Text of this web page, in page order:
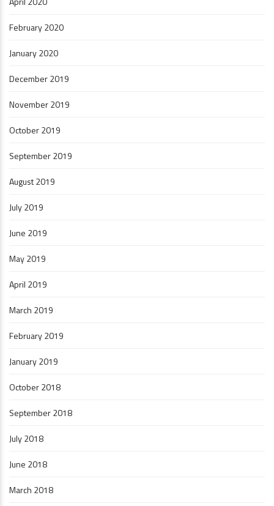
February 2020
January 2020
December 2019
November 2019
October 2019
September 2019
August 2019
July 2019
June 2019
May 2019
April 2019
March 2019
February 2019
January 2019
October 2018
September 2018
July 2018
June 2018
March 2018